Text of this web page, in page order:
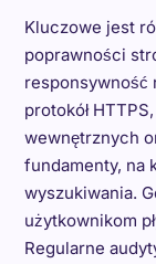
Kluczowe jest
poprawności
responsywność
protokół
wewnętrznych
fundamenty, na
wyszukiwania.
użytkownikom
Regularne